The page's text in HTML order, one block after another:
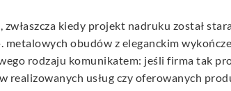
kiedy projekt nadruku został
obudów z eleganckim
rodzaju komunikatem: jeśli firma tak
realizowanych usług czy oferowanych